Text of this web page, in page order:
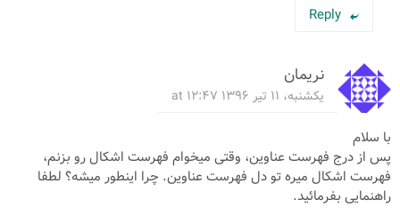
Reply
نریمان
یکشنبه، ۱۱ تیر ۱۳۹۶ at ۱۲:۴۷
با سلام
پس از درج فهرست عناوین، وقتی میخوام فهرست اشکال رو بزنم،
فهرست اشکال میره تو دل فهرست عناوین. چرا اینطور میشه؟ لطفا
راهنمایی بفرمائید.